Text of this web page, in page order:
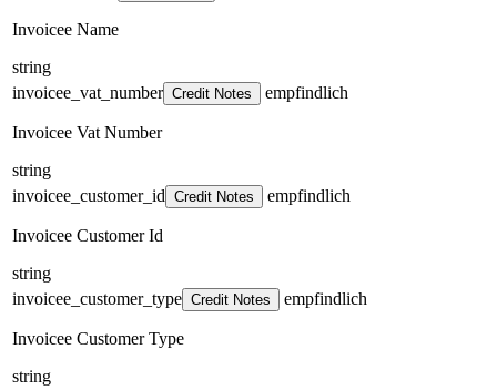
Invoicee Name
string
invoicee_vat_number Credit Notes empfindlich
Invoicee Vat Number
string
invoicee_customer_id Credit Notes empfindlich
Invoicee Customer Id
string
invoicee_customer_type Credit Notes empfindlich
Invoicee Customer Type
string